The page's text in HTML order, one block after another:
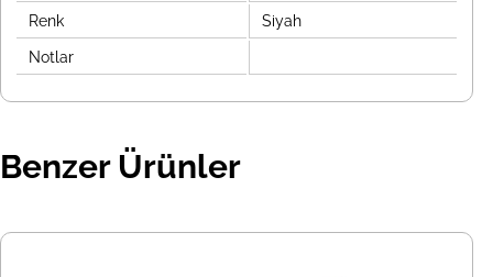
Renk Siyah
Notlar
Benzer Ürünler